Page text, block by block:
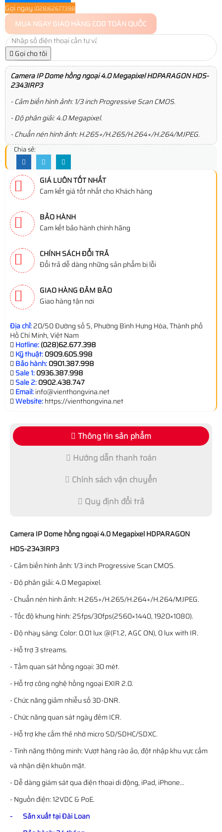
Gọi ngay(028)62677398
MUA NGAYGIAO HÀNG COD TOÀN QUỐC
Gọi cho tôi
Camera IP Dome hồng ngoại 4.0 Megapixel HDPARAGON HDS-
2343IRP3
- Cảm biến hình ảnh: 1/3 inch Progressive Scan CMOS.
- Độ phân giải: 4.0 Megapixel.
- Chuẩn nén hình ảnh: H.265+/H.265/H.264+/H.264/MJPEG.
Chia sẻ:
GIÁ LUÔN TỐT NHẤT
Cam kết giá tốt nhất cho Khách hàng
BẢO HÀNH
Cam kết bảo hành chính hãng
CHÍNH SÁCH ĐỔI TRẢ
Đổi trả dễ dàng những sản phẩm bị lỗi
GIAO HÀNG ĐẢM BẢO
Giao hàng tận nơi
Địa chỉ:20/50 Đường số 5, Phường Bình Hưng Hòa, Thành phố
Hồ Chí Minh, Việt Nam
Hotline:(028)62.677.398
Kỹ thuật:0909.605.998
Bảo hành:0901.387.998
Sale 1:0936.387.998
Sale 2:0902.438.747
Email:info@vienthongvina.net
Website:https://vienthongvina.net
Thông tin sản phẩm
Hướng dẫn thanh toán
Chính sách vận chuyển
Quy định đổi trả
Camera IP Dome hồng ngoại 4.0 Megapixel HDPARAGON
HDS-2343IRP3
- Cảm biến hình ảnh: 1/3 inch Progressive Scan CMOS.
- Độ phân giải: 4.0 Megapixel.
- Chuẩn nén hình ảnh: H.265+/H.265/H.264+/H.264/MJPEG.
- Tốc độ khung hình: 25fps/30fps(2560×1440, 1920×1080).
- Độ nhạy sáng: Color: 0.01 lux @(F1.2, AGC ON), 0 lux with IR.
- Hỗ trợ 3 streams.
- Tầm quan sát hồng ngoại: 30 mét.
- Hỗ trợ công nghệ hồng ngoại EXIR 2.0.
- Chức năng giảm nhiễu số 3D-DNR.
- Chức năng quan sát ngày đêm ICR.
- Hỗ trợ khe cắm thẻ nhớ micro SD/SDHC/SDXC.
- Tính năng thông minh: Vượt hàng rào ảo, đột nhập khu vực cấm
và nhận diện khuôn mặt.
- Dễ dàng giám sát qua điện thoại di động, iPad, iPhone…
- Nguồn điện: 12VDC & PoE.
- Sản xuất tại Đài Loan